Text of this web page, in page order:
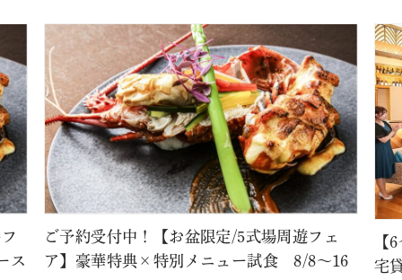
ス
ご予約受付中！【お盆限定/5式場周遊フェ
ア】豪華特典×特別メニュー試食 8/8～16
【
宅